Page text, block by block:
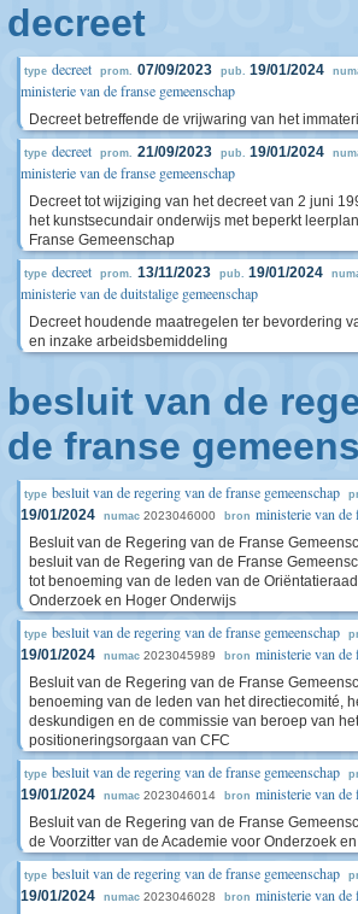
decreet
type decreet prom. 07/09/2023 pub. 19/01/2024
ministerie van de franse gemeenschap
Decreet betreffende de vrijwaring van het
type decreet prom. 21/09/2023 pub. 19/01/2024
ministerie van de franse gemeenschap
Decreet tot wijziging van het decreet van 2 juni
het kunstsecundair onderwijs met beperkt
Franse Gemeenschap
type decreet prom. 13/11/2023 pub. 19/01/2024
ministerie van de duitstalige gemeenschap
Decreet houdende maatregelen ter bevordering
en inzake arbeidsbemiddeling
besluit van de
de franse
type besluit van de regering van de franse gemeenschap
19/01/2024 numac 2023046000 bron ministerie van de
Besluit van de Regering van de Franse
besluit van de Regering van de Franse
tot benoeming van de leden van de
Onderzoek en Hoger Onderwijs
type besluit van de regering van de franse gemeenschap
19/01/2024 numac 2023045989 bron ministerie van de
Besluit van de Regering van de Franse
benoeming van de leden van het directiecomité,
deskundigen en de commissie van beroep van
positioneringsorgaan van CFC
type besluit van de regering van de franse gemeenschap
19/01/2024 numac 2023046014 bron ministerie van de
Besluit van de Regering van de Franse
de Voorzitter van de Academie voor Onderzoek
type besluit van de regering van de franse gemeenschap
19/01/2024 numac 2023046028 bron ministerie van de